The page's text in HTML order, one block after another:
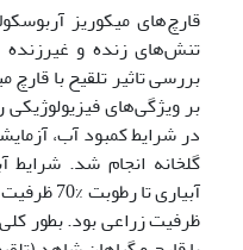
قارچ‌های میکوریز
تنش‌های زنده و غیرزنده
بررسی تاثیر تلقیح با
بر ویژگی‌های
در شرایط کمبود آب،
گلخانه انجام شد. شرایط
ظرفیت زراعی بود. بطور